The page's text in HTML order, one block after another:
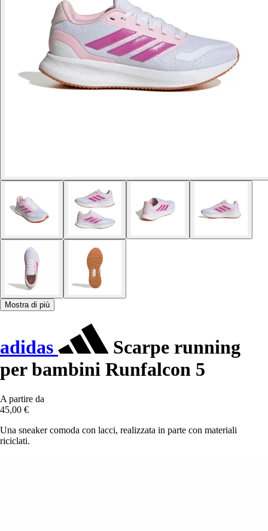
Mostra di più
adidas
Scarpe running
per bambini Runfalcon 5
A partire da
45,00 €
Una sneaker comoda con lacci, realizzata in parte con materiali
riciclati.